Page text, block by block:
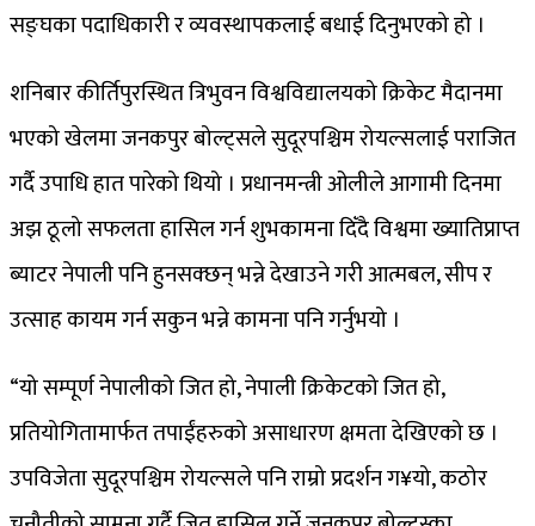
सङ्घका पदाधिकारी र व्यवस्थापकलाई बधाई दिनुभएको हो ।
शनिबार कीर्तिपुरस्थित त्रिभुवन विश्वविद्यालयको क्रिकेट मैदानमा
भएको खेलमा जनकपुर बोल्ट्सले सुदूरपश्चिम रोयल्सलाई पराजित
गर्दै उपाधि हात पारेको थियो । प्रधानमन्त्री ओलीले आगामी दिनमा
अझ ठूलो सफलता हासिल गर्न शुभकामना दिँदै विश्वमा ख्यातिप्राप्त
ब्याटर नेपाली पनि हुनसक्छन् भन्ने देखाउने गरी आत्मबल, सीप र
उत्साह कायम गर्न सकुन भन्ने कामना पनि गर्नुभयो ।
“यो सम्पूर्ण नेपालीको जित हो, नेपाली क्रिकेटको जित हो,
प्रतियोगितामार्फत तपाईंहरुको असाधारण क्षमता देखिएको छ ।
उपविजेता सुदूरपश्चिम रोयल्सले पनि राम्रो प्रदर्शन ग¥यो, कठोर